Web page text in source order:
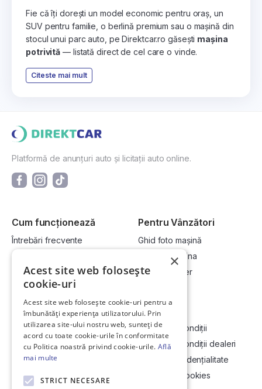
Fie că îți dorești un model economic pentru oraș, un
SUV pentru familie, o berlină premium sau o mașină din
stocul unui parc auto, pe Direktcar.ro găsești mașina
potrivită — listată direct de cel care o vinde.
Citeste mai mult
Platformă de anunțuri auto și licitații auto online.
Cum funcționează
Întrebări frecvente
Cum vând la licitație?
Pentru Vânzători
Ghid foto mașină
Vinde-ți mașina
Devino dealer
Link-uri utile
Informații utile vizionare
Contact
Soluționarea Online a litigiilor
ANCP
Compania
Termeni și condiții
Termeni și condiții dealeri
Politică confidențialitate
Politica de cookies
×
Acest site web folosește
cookie-uri
Acest site web folosește cookie-uri pentru a
îmbunătăți experiența utilizatorului. Prin
utilizarea site-ului nostru web, sunteți de
acord cu toate cookie-urile în conformitate
cu Politica noastră privind cookie-urile. Află
mai multe
STRICT NECESARE